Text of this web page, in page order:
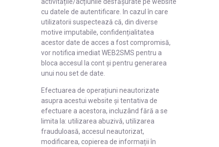
cu datele de autentificare. In cazul în care
utilizatorii suspectează că, din diverse
motive imputabile, confidențialitatea
acestor date de acces a fost compromisă,
vor notifica imediat WEB2SMS pentru a
bloca accesul la cont și pentru generarea
unui nou set de date.
Efectuarea de operațiuni neautorizate
asupra acestui website și tentativa de
efectuare a acestora, incluzând fără a se
limita la: utilizarea abuzivă, utilizarea
frauduloasă, accesul neautorizat,
modificarea, copierea de informații în